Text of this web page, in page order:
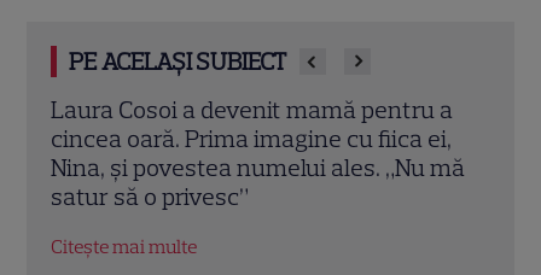
PE ACELAȘI SUBIECT
Iulia Albu a prezentat „patul anti-divorț”
din vila sa de peste 1 milion de euro! Ce
spune designerul despre piesa de
mobilier: „Nu prea ai timp să te cerți”
Citește mai multe